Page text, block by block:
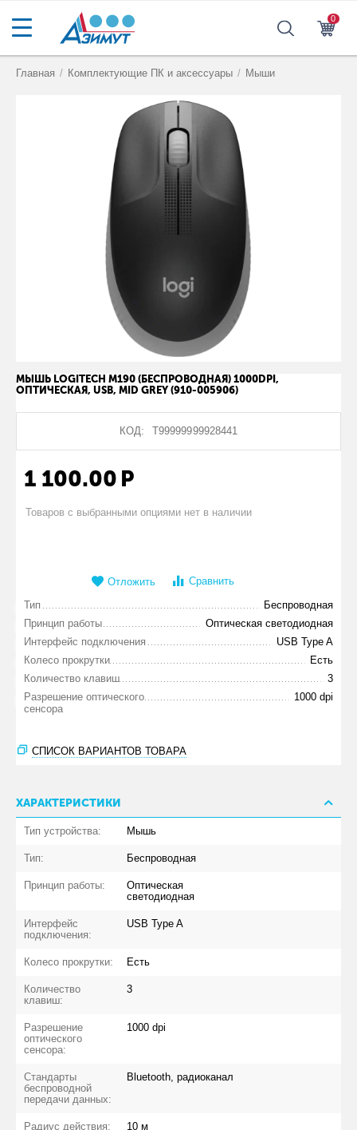
0
Главная / Комплектующие ПК и аксессуары / Мыши
МЫШЬ LOGITECH M190 (БЕСПРОВОДНАЯ) 1000DPI,
ОПТИЧЕСКАЯ, USB, MID GREY (910-005906)
КОД: Т99999999928441
1 100.00 Р
Товаров с выбранными опциями нет в наличии
Отложить
Сравнить
Тип
Беспроводная
Принцип работы
Оптическая светодиодная
Интерфейс подключения
USB Type A
Колесо прокрутки
Есть
Количество клавиш
3
Разрешение оптического
сенсора
1000 dpi
СПИСОК ВАРИАНТОВ ТОВАРА
ХАРАКТЕРИСТИКИ
Тип устройства: Мышь
Тип: Беспроводная
Принцип работы:
Оптическая
светодиодная
Интерфейс
подключения:
USB Type A
Колесо прокрутки: Есть
Количество
клавиш:
3
Разрешение
оптического
сенсора:
1000 dpi
Стандарты
беспроводной
передачи данных:
Bluetooth, радиоканал
Радиус действия: 10 м